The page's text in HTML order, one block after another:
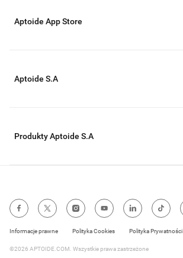
Aptoide App Store
Aptoide S.A
Produkty Aptoide S.A
Informacje prawne Polityka Cookies Polityka Prywatności
©2026 APTOIDE.COM. Wszystkie prawa zastrzeżone